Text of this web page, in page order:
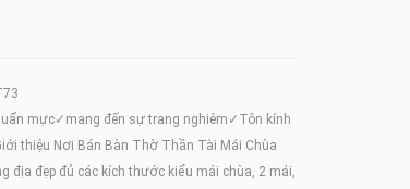
mực✓mang đến sự trang nghiêm✓Tôn kính
thiệu Nơi Bán Bàn Thờ Thần Tài Mái Chùa
địa đẹp đủ các kích thước kiểu mái chùa, 2 mái,